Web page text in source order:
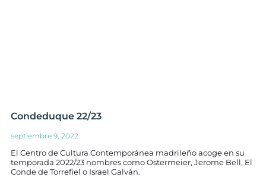
Condeduque 22/23
septiembre 9, 2022
El Centro de Cultura Contemporánea madrileño acoge en su
temporada 2022/23 nombres como Ostermeier, Jerome Bell, El
Conde de Torrefiel o Israel Galván.